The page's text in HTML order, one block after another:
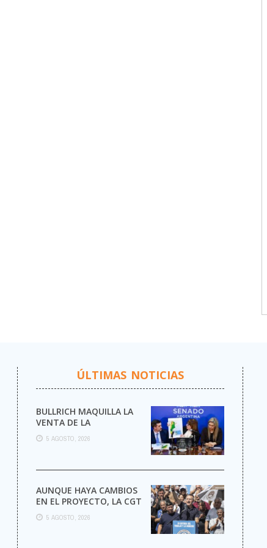
ÚLTIMAS NOTICIAS
BULLRICH MAQUILLA LA
VENTA DE LA
ARGENTINA
5 AGOSTO, 2026
AUNQUE HAYA CAMBIOS
EN EL PROYECTO, LA CGT
MARCHA AL CONGRESO
CONTRA LA LEY DE ...
5 AGOSTO, 2026